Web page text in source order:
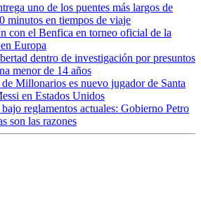
uno de los puentes más largos de
minutos en tiempos de viaje
con el Benfica en torneo oficial de la
Europa
dentro de investigación por presuntos
menor de 14 años
Millonarios es nuevo jugador de Santa
en Estados Unidos
reglamentos actuales: Gobierno Petro
son las razones